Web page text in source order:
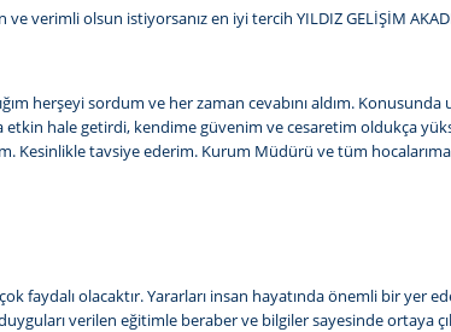
verimli olsun istiyorsanız en iyi tercih YILDIZ GELİŞİM
herşeyi sordum ve her zaman cevabını aldım.
etkin hale getirdi, kendime güvenim ve cesaretim oldukça
Kesinlikle tavsiye ederim. Kurum Müdürü ve tüm
faydalı olacaktır. Yararları insan hayatında önemli bir yer
verilen eğitimle beraber ve bilgiler sayesinde ortaya